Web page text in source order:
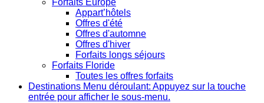
Forfaits Europe
Appart’hôtels
Offres d'été
Offres d'automne
Offres d'hiver
Forfaits longs séjours
Forfaits Floride
Toutes les offres forfaits
Destinations Menu déroulant: Appuyez sur la touche
entrée pour afficher le sous-menu.